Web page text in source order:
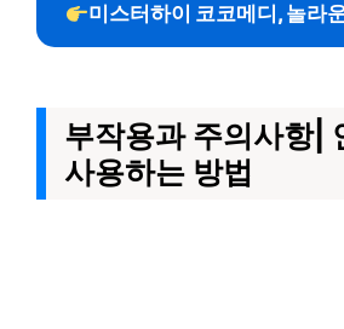
미스터하이 코코메디, 놀라
부작용과 주의사항|
사용하는 방법